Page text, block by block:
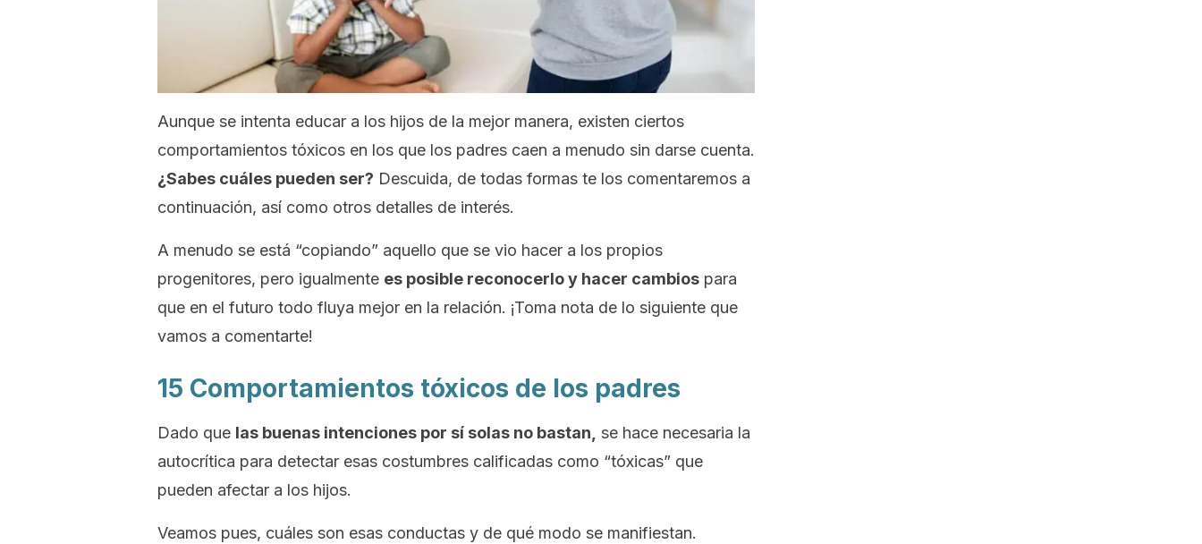
Aunque se intenta educar a los hijos de la mejor manera, existen ciertos
comportamientos tóxicos en los que los padres caen a menudo sin darse cuenta.
¿Sabes cuáles pueden ser? Descuida, de todas formas te los comentaremos a
continuación, así como otros detalles de interés.
A menudo se está “copiando” aquello que se vio hacer a los propios
progenitores, pero igualmente es posible reconocerlo y hacer cambios para
que en el futuro todo fluya mejor en la relación. ¡Toma nota de lo siguiente que
vamos a comentarte!
15 Comportamientos tóxicos de los padres
Dado que las buenas intenciones por sí solas no bastan, se hace necesaria la
autocrítica para detectar esas costumbres calificadas como “tóxicas” que
pueden afectar a los hijos.
Veamos pues, cuáles son esas conductas y de qué modo se manifiestan.